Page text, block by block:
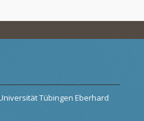
Tübingen Eberhard